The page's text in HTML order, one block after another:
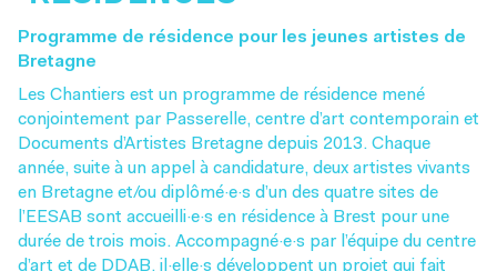
Programme de résidence pour les jeunes artistes de
Bretagne
Les Chantiers est un programme de résidence mené
conjointement par Passerelle, centre d’art contemporain et
Documents d’Artistes Bretagne depuis 2013. Chaque
année, suite à un appel à candidature, deux artistes vivants
en Bretagne et/ou diplômé·e·s d’un des quatre sites de
l’EESAB sont accueilli·e·s en résidence à Brest pour une
durée de trois mois. Accompagné·e·s par l’équipe du centre
d’art et de DDAB, il·elle·s développent un projet qui fait